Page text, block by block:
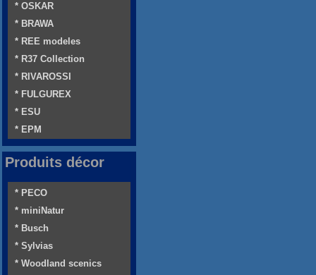
* OSKAR
* BRAWA
* REE modeles
* R37 Collection
* RIVAROSSI
* FULGUREX
* ESU
* EPM
Produits décor
* PECO
* miniNatur
* Busch
* Sylvias
* Woodland scenics